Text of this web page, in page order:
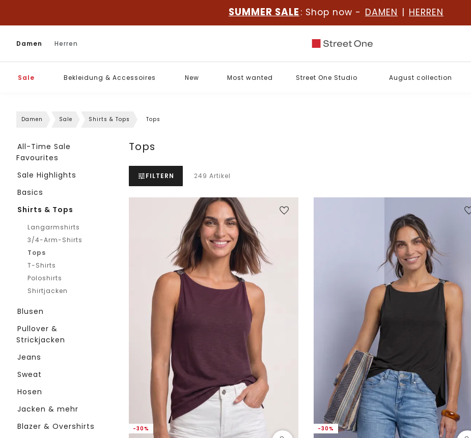
SUMMER SALE : Shop now - DAMEN | HERREN
Damen Herren
Sale Bekleidung & Accessoires New Most wanted Street One Studio August collection
Damen Sale Shirts & Tops Tops
All-Time Sale
Favourites
Sale Highlights
Basics
Shirts & Tops
Langarmshirts
3/4-Arm-Shirts
Tops
T-Shirts
Poloshirts
Shirtjacken
Blusen
Pullover &
Strickjacken
Jeans
Sweat
Hosen
Jacken & mehr
Blazer & Overshirts
Tops
FILTERN 249 Artikel
-30% -30%